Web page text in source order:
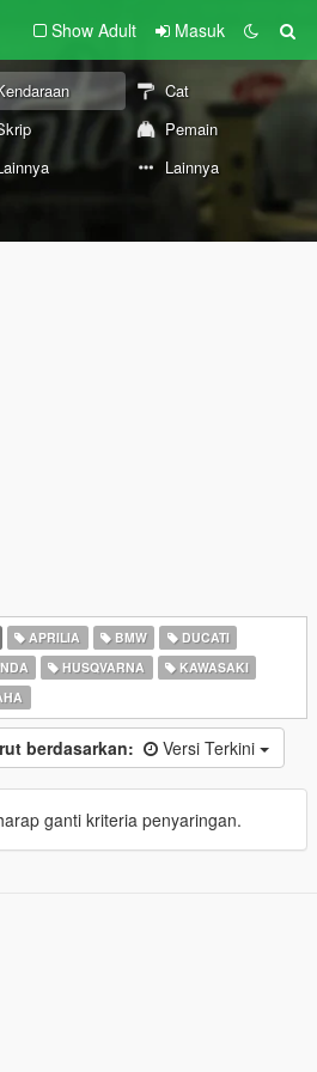
Show Adult Masuk
Cat
Pemain
Lainnya
APRILIA BMW
DUCATI
HUSQVARNA
KAWASAKI
berdasarkan: Versi Terkini
ganti kriteria penyaringan.